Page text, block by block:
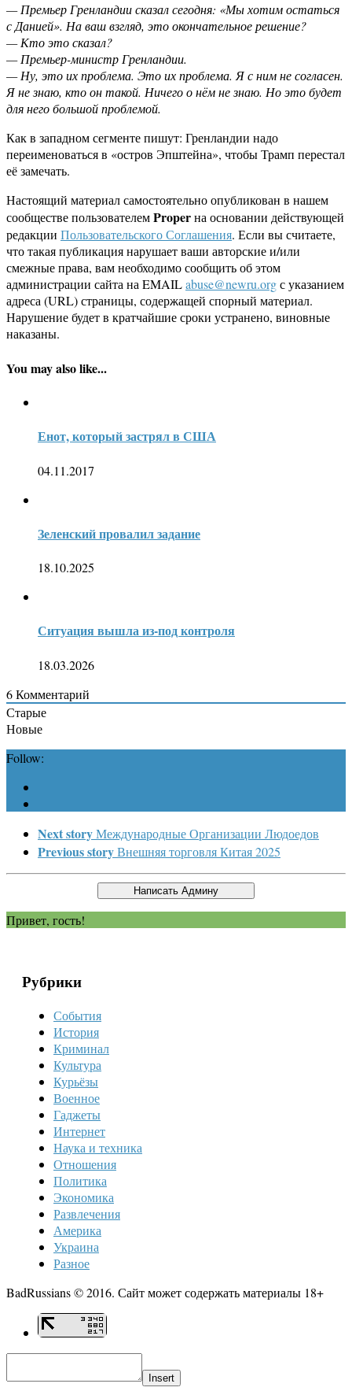
— Премьер Гренландии сказал сегодня: «Мы хотим остаться
с Данией». На ваш взгляд, это окончательное решение?
— Кто это сказал?
— Премьер-министр Гренландии.
— Ну, это их проблема. Это их проблема. Я с ним не согласен.
Я не знаю, кто он такой. Ничего о нём не знаю. Но это будет
для него большой проблемой.
Как в западном сегменте пишут: Гренландии надо
переименоваться в «остров Эпштейна», чтобы Трамп перестал
её замечать.
Настоящий материал самостоятельно опубликован в нашем
сообществе пользователемProperна основании действующей
редакции Пользовательского Соглашения. Если вы считаете,
что такая публикация нарушает ваши авторские и/или
смежные права, вам необходимо сообщить об этом
администрации сайта на EMAILabuse@newru.orgс указанием
адреса (URL) страницы, содержащей спорный материал.
Нарушение будет в кратчайшие сроки устранено, виновные
наказаны.
You may also like...
Енот, который застрял в США
04.11.2017
Зеленский провалил задание
18.10.2025
Ситуация вышла из-под контроля
18.03.2026
6Комментарий
Старые
Новые
Follow:
Next storyМеждународные Организации Людоедов
Previous storyВнешняя торговля Китая 2025
Привет, гость!
Рубрики
События
История
Криминал
Культура
Курьёзы
Военное
Гаджеты
Интернет
Наука и техника
Отношения
Политика
Экономика
Развлечения
Америка
Украина
Разное
BadRussians © 2016. Сайт может содержать материалы 18+
Insert